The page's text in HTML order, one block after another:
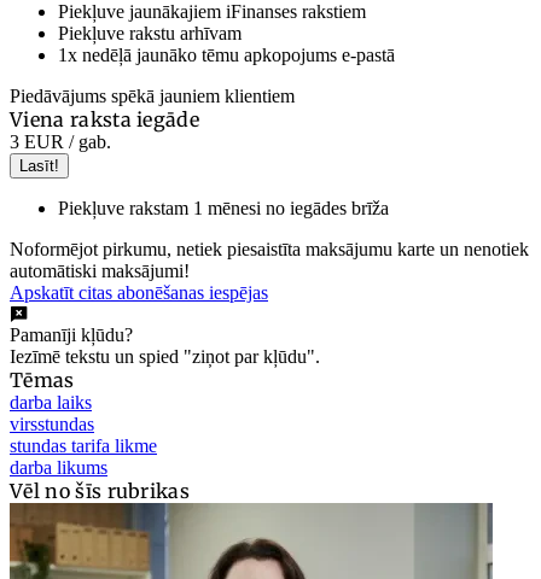
Piekļuve jaunākajiem iFinanses rakstiem
Piekļuve rakstu arhīvam
1x nedēļā jaunāko tēmu apkopojums e-pastā
Piedāvājums spēkā jauniem klientiem
Viena raksta iegāde
3 EUR / gab.
Lasīt!
Piekļuve rakstam 1 mēnesi no iegādes brīža
Noformējot pirkumu, netiek piesaistīta maksājumu karte un nenotiek
automātiski maksājumi!
Apskatīt citas abonēšanas iespējas
Pamanīji kļūdu?
Iezīmē tekstu un spied "ziņot par kļūdu".
Tēmas
darba laiks
virsstundas
stundas tarifa likme
darba likums
Vēl no šīs rubrikas